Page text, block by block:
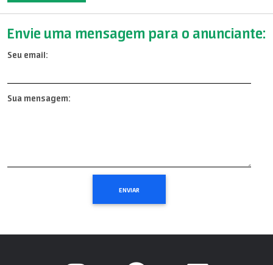
Envie uma mensagem para o anunciante:
Seu email:
Sua mensagem: